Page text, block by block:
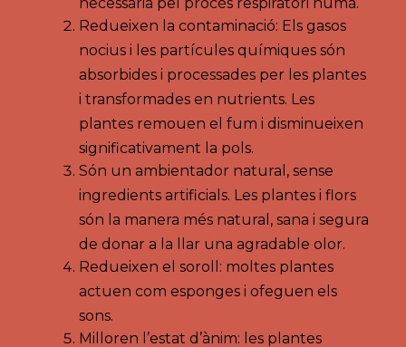
Redueixen la contaminació: Els gasos
nocius i les partícules químiques són
absorbides i processades per les plantes
i transformades en nutrients. Les
plantes remouen el fum i disminueixen
significativament la pols.
Són un ambientador natural, sense
ingredients artificials. Les plantes i flors
són la manera més natural, sana i segura
de donar a la llar una agradable olor.
Redueixen el soroll: moltes plantes
actuen com esponges i ofeguen els
sons.
Milloren l’estat d’ànim: les plantes